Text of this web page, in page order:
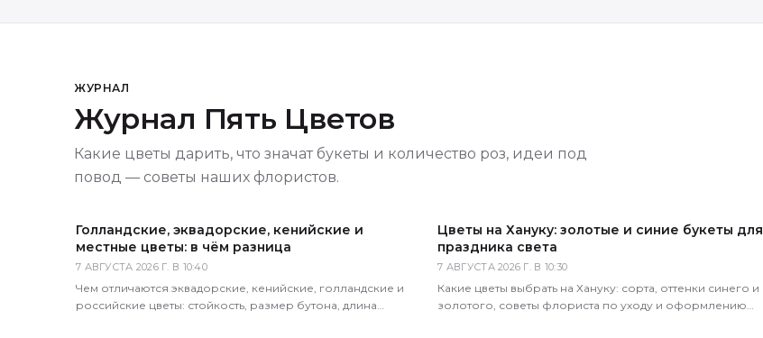
ЖУРНАЛ
Журнал Пять Цветов
Какие цветы дарить, что значат букеты и количество роз, идеи под
повод — советы наших флористов.
Голландские, эквадорские, кенийские и
местные цветы: в чём разница
7 АВГУСТА 2026 Г. В 10:40
Чем отличаются эквадорские, кенийские, голландские и
российские цветы: стойкость, размер бутона, длина
Цветы на Хануку: золотые и синие букеты для
праздника света
7 АВГУСТА 2026 Г. В 10:30
Какие цветы выбрать на Хануку: сорта, оттенки синего и
золотого, советы флориста по уходу и оформлению